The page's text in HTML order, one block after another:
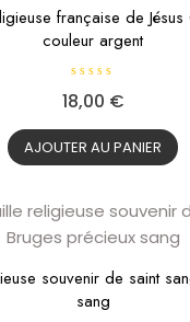
française de Jésus
couleur argent
N
o
e
0
s
u
18,00 €
AJOUTER AU PANIER
souvenir de saint
sang